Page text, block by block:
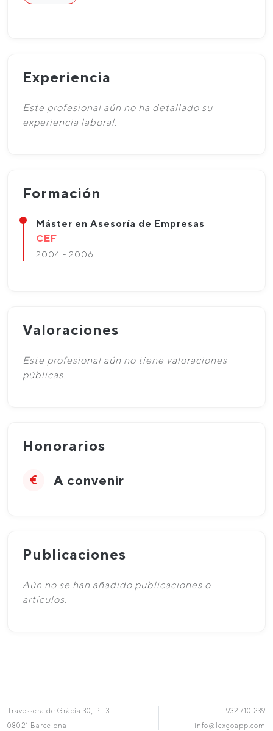
Experiencia
Este profesional aún no ha detallado su
experiencia laboral.
Formación
Máster en Asesoría de Empresas
CEF
2004 - 2006
Valoraciones
Este profesional aún no tiene valoraciones
públicas.
Honorarios
A convenir
Publicaciones
Aún no se han añadido publicaciones o
artículos.
Travessera de Gràcia 30, Pl. 3
08021 Barcelona
932 710 239
info@lexgoapp.com